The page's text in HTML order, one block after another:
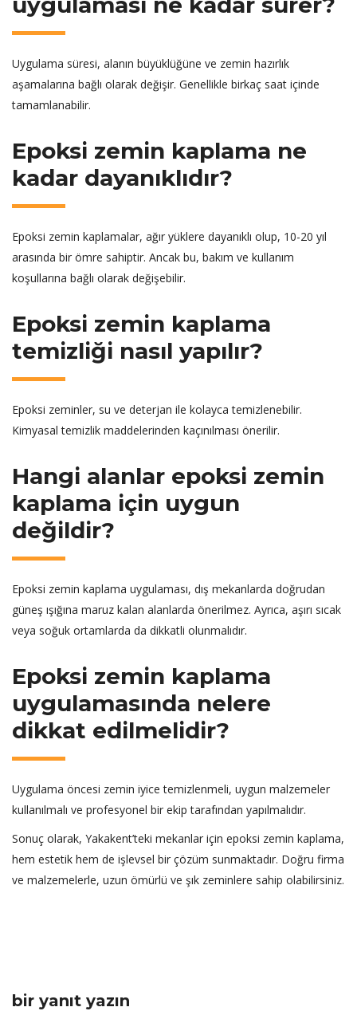
Uygulama süresi, alanın büyüklüğüne ve zemin hazırlık
aşamalarına bağlı olarak değişir. Genellikle birkaç saat içinde
tamamlanabilir.
Epoksi zemin kaplama ne
kadar dayanıklıdır?
Epoksi zemin kaplamalar, ağır yüklere dayanıklı olup, 10-20 yıl
arasında bir ömre sahiptir. Ancak bu, bakım ve kullanım
koşullarına bağlı olarak değişebilir.
Epoksi zemin kaplama
temizliği nasıl yapılır?
Epoksi zeminler, su ve deterjan ile kolayca temizlenebilir.
Kimyasal temizlik maddelerinden kaçınılması önerilir.
Hangi alanlar epoksi zemin
kaplama için uygun
değildir?
Epoksi zemin kaplama uygulaması, dış mekanlarda doğrudan
güneş ışığına maruz kalan alanlarda önerilmez. Ayrıca, aşırı sıcak
veya soğuk ortamlarda da dikkatli olunmalıdır.
Epoksi zemin kaplama
uygulamasında nelere
dikkat edilmelidir?
Uygulama öncesi zemin iyice temizlenmeli, uygun malzemeler
kullanılmalı ve profesyonel bir ekip tarafından yapılmalıdır.
Sonuç olarak, Yakakent’teki mekanlar için epoksi zemin kaplama,
hem estetik hem de işlevsel bir çözüm sunmaktadır. Doğru firma
ve malzemelerle, uzun ömürlü ve şık zeminlere sahip olabilirsiniz.
bir yanıt yazın